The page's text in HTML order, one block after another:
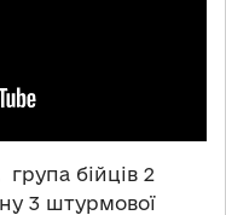
бійців 2
3 штурмової